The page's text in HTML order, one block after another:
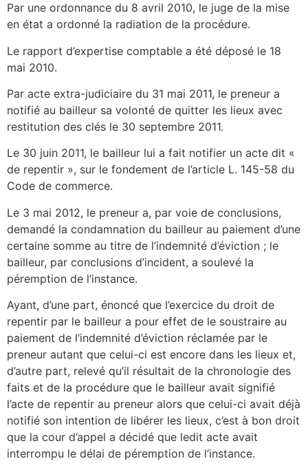
Par une ordonnance du 8 avril 2010, le juge de la mise
en état a ordonné la radiation de la procédure.
Le rapport d’expertise comptable a été déposé le 18
mai 2010.
Par acte extra-judiciaire du 31 mai 2011, le preneur a
notifié au bailleur sa volonté de quitter les lieux avec
restitution des clés le 30 septembre 2011.
Le 30 juin 2011, le bailleur lui a fait notifier un acte dit «
de repentir », sur le fondement de l’article L. 145-58 du
Code de commerce.
Le 3 mai 2012, le preneur a, par voie de conclusions,
demandé la condamnation du bailleur au paiement d’une
certaine somme au titre de l’indemnité d’éviction ; le
bailleur, par conclusions d’incident, a soulevé la
péremption de l’instance.
Ayant, d’une part, énoncé que l’exercice du droit de
repentir par le bailleur a pour effet de le soustraire au
paiement de l’indemnité d’éviction réclamée par le
preneur autant que celui-ci est encore dans les lieux et,
d’autre part, relevé qu’il résultait de la chronologie des
faits et de la procédure que le bailleur avait signifié
l’acte de repentir au preneur alors que celui-ci avait déjà
notifié son intention de libérer les lieux, c’est à bon droit
que la cour d’appel a décidé que ledit acte avait
interrompu le délai de péremption de l’instance.